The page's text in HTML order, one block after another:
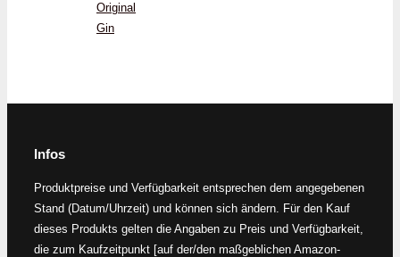
Original
Gin
Infos
Produktpreise und Verfügbarkeit entsprechen dem angegebenen
Stand (Datum/Uhrzeit) und können sich ändern. Für den Kauf
dieses Produkts gelten die Angaben zu Preis und Verfügbarkeit,
die zum Kaufzeitpunkt [auf der/den maßgeblichen Amazon-